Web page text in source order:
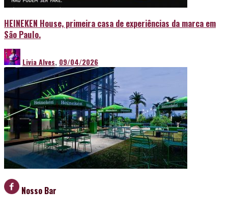
HEINEKEN House, primeira casa de experiências da marca em
São Paulo.
Livia Alves, 09/04/2026
Nosso Bar